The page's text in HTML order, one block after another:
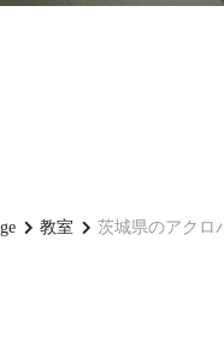
教室 茨城県のアクロ